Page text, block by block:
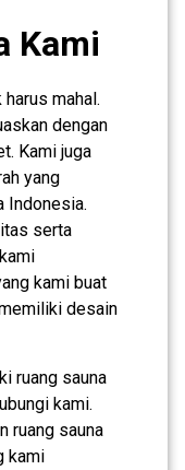
Kami
mahal.
dengan
Kami juga
yang
Indonesia.
serta
kami buat
desain
ruang sauna
kami.
ruang sauna
kami